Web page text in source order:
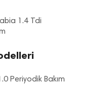
1.4 Tdi
Periyodik Bakım